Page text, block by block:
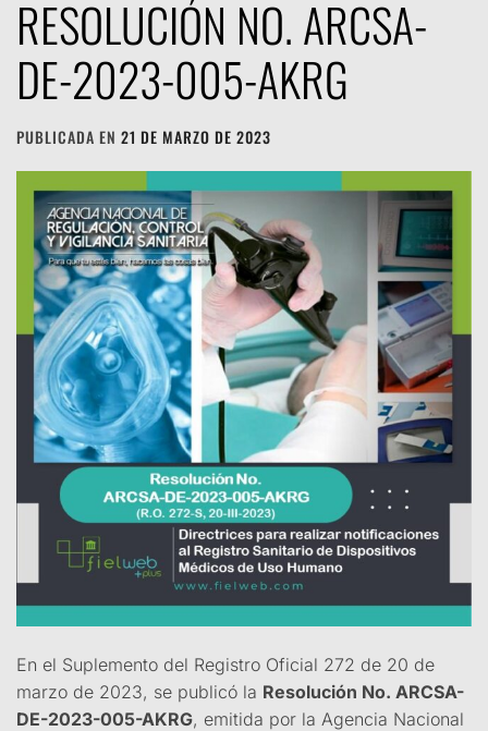
RESOLUCIÓN NO. ARCSA-
DE-2023-005-AKRG
PUBLICADA EN 21 DE MARZO DE 2023
En el Suplemento del Registro Oficial 272 de 20 de
marzo de 2023, se publicó la Resolución No. ARCSA-
DE-2023-005-AKRG, emitida por la Agencia Nacional